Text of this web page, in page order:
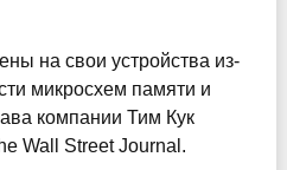
на свои устройства из-
микросхем памяти и
компании Тим Кук
Wall Street Journal.